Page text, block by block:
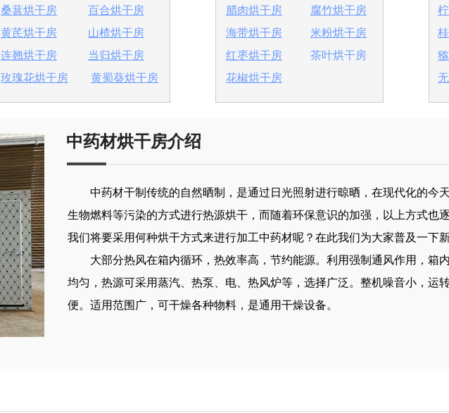
中药材烘干房介绍
中药材干制传统的自然晒制，是通过日光照射进行晾晒，在现代化的今天
生物燃料等污染的方式进行热源烘干，而随着环保意识的加强，以上方式也
我们将要采用何种烘干方式来进行加工中药材呢？在此我们为大家普及一下
大部分热风在箱内循环，热效率高，节约能源。利用强制通风作用，箱
均匀，热源可采用蒸汽、热泵、电、热风炉等，选择广泛。整机噪音小，运
便。适用范围广，可干燥各种物料，是通用干燥设备。
腊肉烘干房
腐竹烘干房
海带烘干房
米粉烘干房
红枣烘干房
茶叶烘干房
花椒烘干房
桑葚烘干房
百合烘干房
黄芪烘干房
山楂烘干房
连翘烘干房
当归烘干房
玫瑰花烘干房
黄蜀葵烘干房